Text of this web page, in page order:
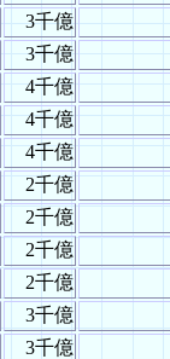
3千億
3千億
4千億
4千億
4千億
2千億
2千億
2千億
2千億
3千億
3千億